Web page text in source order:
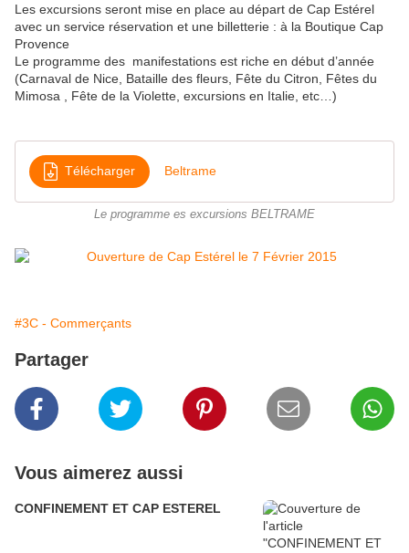
Les excursions seront mise en place au départ de Cap Estérel
avec un service réservation et une billetterie : à la Boutique Cap
Provence
Le programme des manifestations est riche en début d’année
(Carnaval de Nice, Bataille des fleurs, Fête du Citron, Fêtes du
Mimosa , Fête de la Violette, excursions en Italie, etc…)
Télécharger Beltrame
Le programme es excursions BELTRAME
#3C - Commerçants
Partager
Vous aimerez aussi